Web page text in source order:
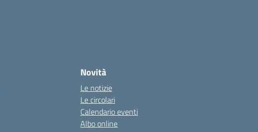
Novità
Le notizie
Le circolari
Calendario eventi
Albo online